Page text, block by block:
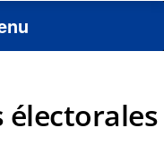
électorales